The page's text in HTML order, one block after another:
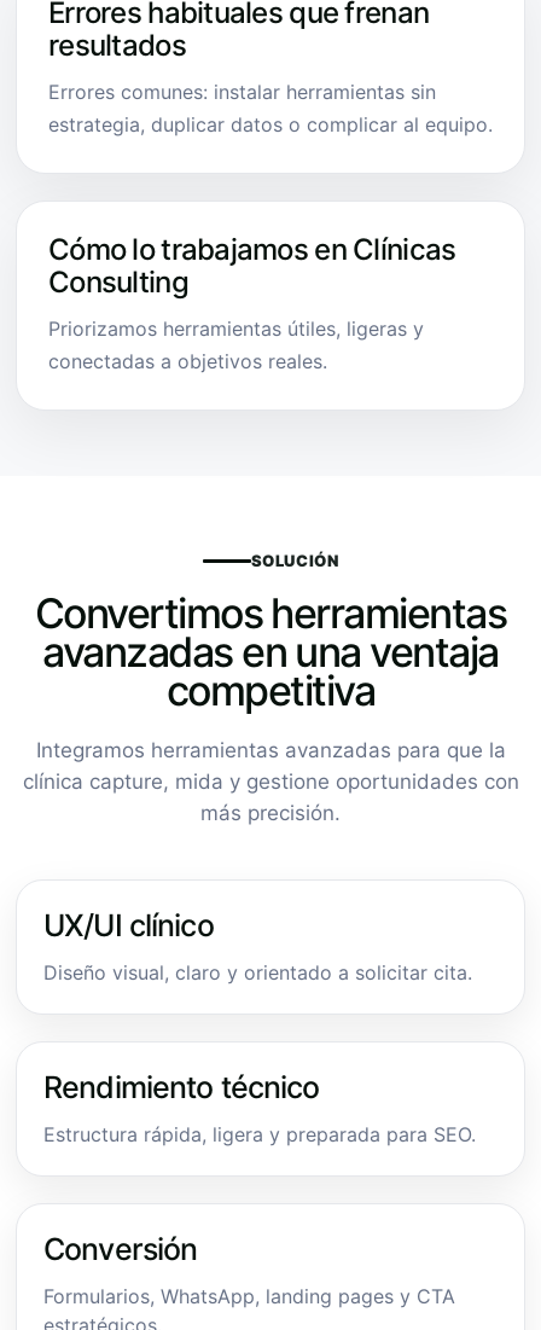
Errores habituales que frenan
resultados
Errores comunes: instalar herramientas sin
estrategia, duplicar datos o complicar al equipo.
Cómo lo trabajamos en Clínicas
Consulting
Priorizamos herramientas útiles, ligeras y
conectadas a objetivos reales.
SOLUCIÓN
Convertimos herramientas
avanzadas en una ventaja
competitiva
Integramos herramientas avanzadas para que la
clínica capture, mida y gestione oportunidades con
más precisión.
UX/UI clínico
Diseño visual, claro y orientado a solicitar cita.
Rendimiento técnico
Estructura rápida, ligera y preparada para SEO.
Conversión
Formularios, WhatsApp, landing pages y CTA
estratégicos.